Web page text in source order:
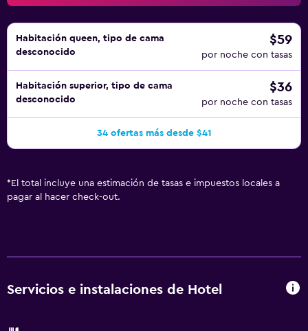
Habitación queen, tipo de cama
desconocido
$59
por noche con tasas
Habitación superior, tipo de cama
desconocido
$36
por noche con tasas
34 ofertas más desde $41
* El total incluye una estimación de tasas e impuestos locales a
pagar al hacer check-out.
Servicios e instalaciones de Hotel